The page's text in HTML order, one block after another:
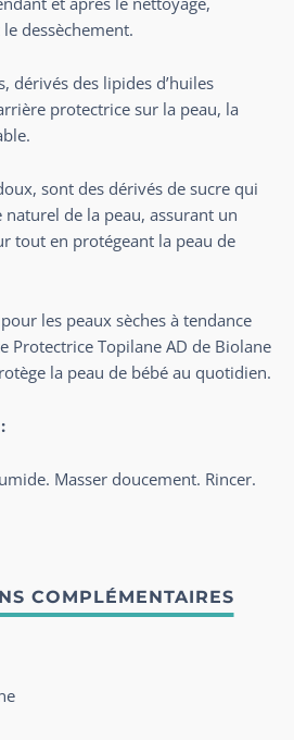
dessèchement.
dérivés des lipides d’huiles
protectrice sur la peau, la
sont des dérivés de sucre qui
de la peau, assurant un
tout en protégeant la peau de
les peaux sèches à tendance
Protectrice Topilane AD de Biolane
la peau de bébé au quotidien.
Masser doucement. Rincer.